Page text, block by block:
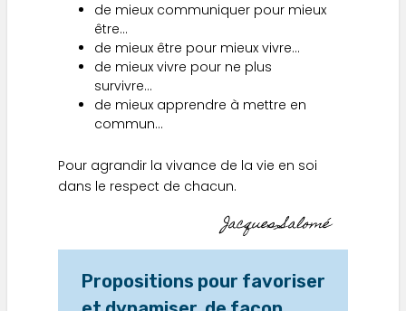
de mieux communiquer pour mieux
être…
de mieux être pour mieux vivre…
de mieux vivre pour ne plus
survivre…
de mieux apprendre à mettre en
commun…
Pour agrandir la vivance de la vie en soi
dans le respect de chacun.
Jacques Salomé
Propositions pour favoriser